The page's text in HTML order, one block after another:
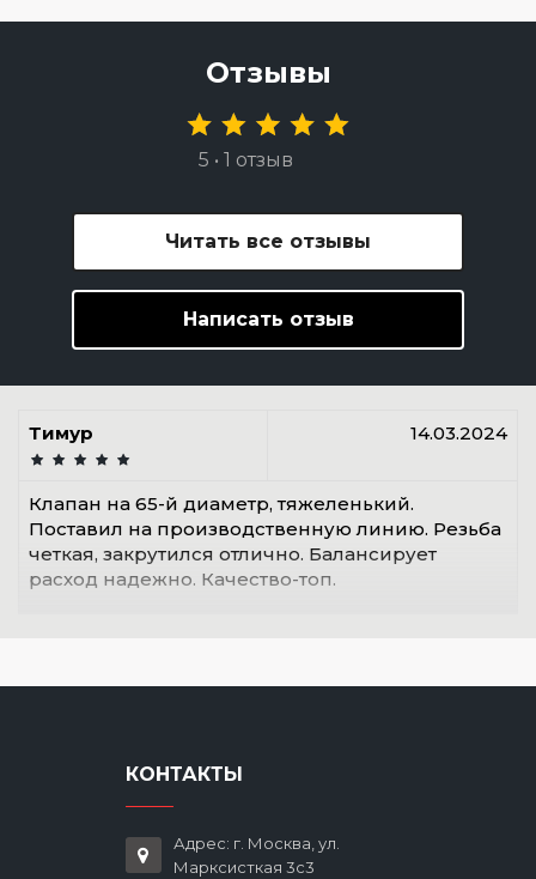
Отзывы
5 • 1 отзыв
Читать все отзывы
Написать отзыв
Тимур 14.03.2024
Клапан на 65-й диаметр, тяжеленький.
Поставил на производственную линию. Резьба
четкая, закрутился отлично. Балансирует
расход надежно. Качество-топ.
КОНТАКТЫ
Адрес: г. Москва, ул.
Марксисткая 3с3